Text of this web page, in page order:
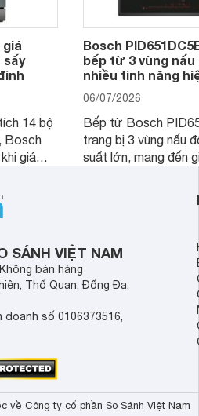
giá
sấy
14 bộ
Bosch
giá
lại tỷ lệ
người
máy rửa
Bosch
bếp từ 3 vùng
nhiều tính năng
06/07/2026
Bếp từ Bosch
trang bị 3 vùng nấu
suất lớn, mang đến
SÁNH VIỆT NAM
bán hàng
Thổ Quan, Đống Đa,
doanh số 0106373516,
về Công ty cổ phần So Sánh Việt Nam